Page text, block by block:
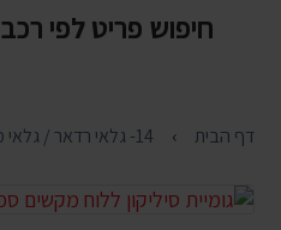
חיפוש פריט לפי רכב
דף הבית 14- גלאי רדאר / גלאי מכמונות ,מנעולי הגה ,מצלמות תיעוד נסיעה , חיישני רוורס , מיגון ובטיחות לרכב